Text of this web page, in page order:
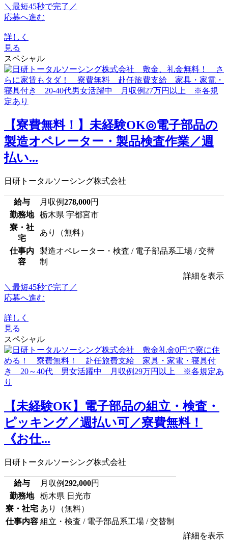
＼最短45秒で完了／
応募へ進む
詳しく
見る
スペシャル
【寮費無料！】未経験OK◎電子部品の
製造オペレーター・製品検査作業／週
払い...
日研トータルソーシング株式会社
給与 月収例278,000円
勤務地
栃木県 宇都宮市
寮・社
宅
あり（無料）
仕事内
容
製造オペレーター・検査 / 電子部品系工場 / 交替
制
詳細を表示
＼最短45秒で完了／
応募へ進む
詳しく
見る
スペシャル
【未経験OK】電子部品の組立・検査・
ピッキング／週払い可／寮費無料！
《お仕...
日研トータルソーシング株式会社
給与 月収例292,000円
勤務地
栃木県 日光市
寮・社宅 あり（無料）
仕事内容 組立・検査 / 電子部品系工場 / 交替制
詳細を表示